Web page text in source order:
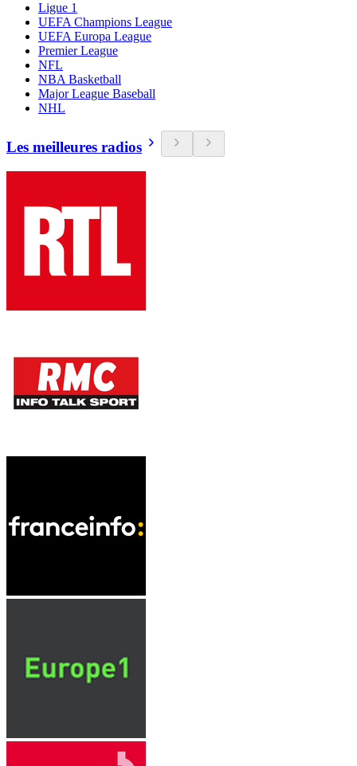
Ligue 1
UEFA Champions League
UEFA Europa League
Premier League
NFL
NBA Basketball
Major League Baseball
NHL
Les meilleures radios